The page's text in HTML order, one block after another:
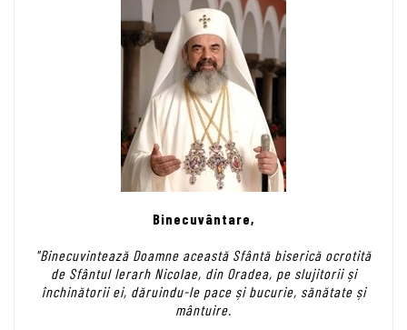
Binecuvântare,
"Binecuvintează Doamne această Sfântă biserică ocrotită
de Sfântul Ierarh Nicolae, din Oradea, pe slujitorii și
închinătorii ei, dăruindu-le pace și bucurie, sănătate și
mântuire.